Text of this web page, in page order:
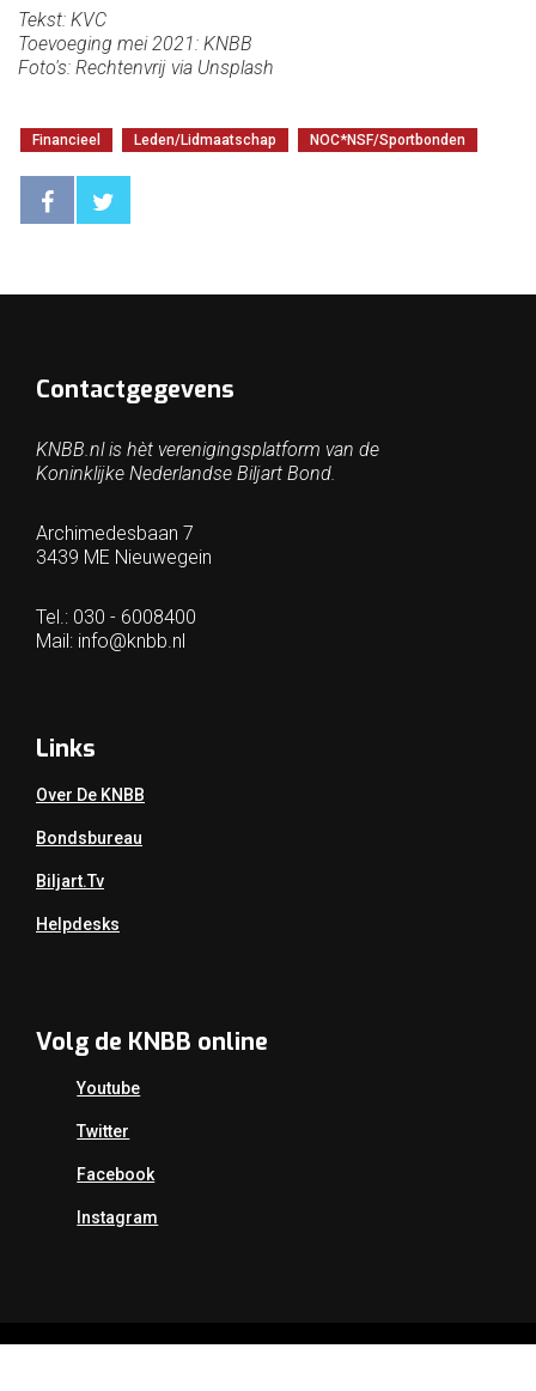
Tekst: KVC
Toevoeging mei 2021: KNBB
Foto's: Rechtenvrij via Unsplash
Financieel Leden/Lidmaatschap NOC*NSF/Sportbonden
Contactgegevens
KNBB.nl is hèt verenigingsplatform van de
Koninklijke Nederlandse Biljart Bond.
Archimedesbaan 7
3439 ME Nieuwegein
Tel.: 030 - 6008400
Mail: info@knbb.nl
Links
Over De KNBB
Bondsbureau
Biljart.tv
Helpdesks
Volg de KNBB online
Youtube
Twitter
Facebook
Instagram